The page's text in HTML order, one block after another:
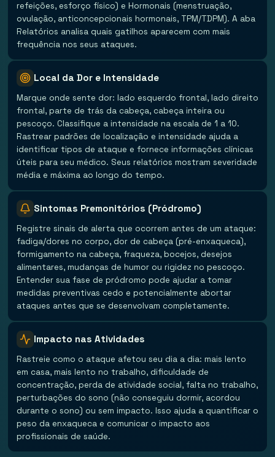
refeições, esforço físico) e Hormonais (menstruação,
ovulação, anticoncepcionais hormonais, TPM/TDPM). A aba
Relatórios analisa quais gatilhos aparecem com mais
frequência nos seus ataques.
Local da Dor e Intensidade
Marque onde sente dor: lado esquerdo frontal, lado direito
frontal, parte de trás da cabeça, cabeça inteira ou
pescoço. Classifique a intensidade na escala de 1 a 10.
Rastrear padrões de localização e intensidade ajuda a
identificar tipos de ataque e fornece informações clínicas
úteis para seu médico. Seus relatórios mostram severidade
média e máxima ao longo do tempo.
Sintomas Premonitórios (Pródromo)
Registre sinais de alerta que ocorrem antes de um ataque:
fadiga/dores no corpo, dor de cabeça (pré-enxaqueca),
formigamento na cabeça, fraqueza, bocejos, desejos
alimentares, mudanças de humor ou rigidez no pescoço.
Entender sua fase de pródromo pode ajudar a tomar
medidas preventivas cedo e potencialmente abortar
ataques antes que se desenvolvam completamente.
Impacto nas Atividades
Rastreie como o ataque afetou seu dia a dia: mais lento
em casa, mais lento no trabalho, dificuldade de
concentração, perda de atividade social, falta no trabalho,
perturbações do sono (não conseguiu dormir, acordou
durante o sono) ou sem impacto. Isso ajuda a quantificar o
peso da enxaqueca e comunicar o impacto aos
profissionais de saúde.